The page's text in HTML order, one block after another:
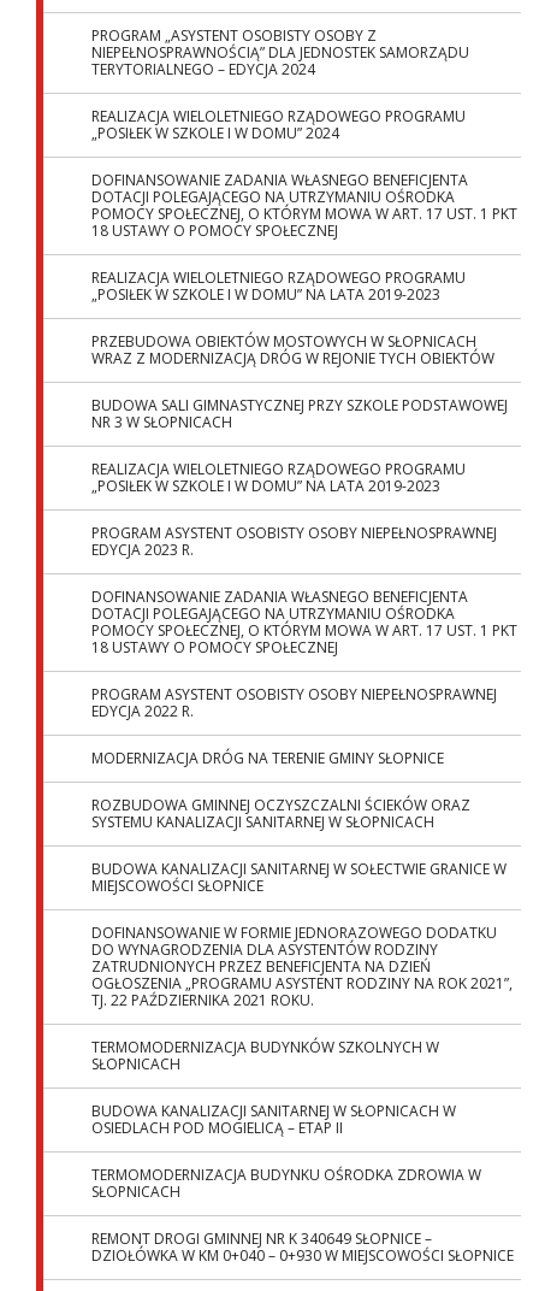
PROGRAM „ASYSTENT OSOBISTY OSOBY Z
NIEPEŁNOSPRAWNOŚCIĄ” DLA JEDNOSTEK SAMORZĄDU
TERYTORIALNEGO – EDYCJA 2024
REALIZACJA WIELOLETNIEGO RZĄDOWEGO PROGRAMU
„POSIŁEK W SZKOLE I W DOMU” 2024
DOFINANSOWANIE ZADANIA WŁASNEGO BENEFICJENTA
DOTACJI POLEGAJĄCEGO NA UTRZYMANIU OŚRODKA
POMOCY SPOŁECZNEJ, O KTÓRYM MOWA W ART. 17 UST. 1 PKT
18 USTAWY O POMOCY SPOŁECZNEJ
REALIZACJA WIELOLETNIEGO RZĄDOWEGO PROGRAMU
„POSIŁEK W SZKOLE I W DOMU” NA LATA 2019-2023
PRZEBUDOWA OBIEKTÓW MOSTOWYCH W SŁOPNICACH
WRAZ Z MODERNIZACJĄ DRÓG W REJONIE TYCH OBIEKTÓW
BUDOWA SALI GIMNASTYCZNEJ PRZY SZKOLE PODSTAWOWEJ
NR 3 W SŁOPNICACH
REALIZACJA WIELOLETNIEGO RZĄDOWEGO PROGRAMU
„POSIŁEK W SZKOLE I W DOMU” NA LATA 2019-2023
PROGRAM ASYSTENT OSOBISTY OSOBY NIEPEŁNOSPRAWNEJ
EDYCJA 2023 R.
DOFINANSOWANIE ZADANIA WŁASNEGO BENEFICJENTA
DOTACJI POLEGAJĄCEGO NA UTRZYMANIU OŚRODKA
POMOCY SPOŁECZNEJ, O KTÓRYM MOWA W ART. 17 UST. 1 PKT
18 USTAWY O POMOCY SPOŁECZNEJ
PROGRAM ASYSTENT OSOBISTY OSOBY NIEPEŁNOSPRAWNEJ
EDYCJA 2022 R.
MODERNIZACJA DRÓG NA TERENIE GMINY SŁOPNICE
ROZBUDOWA GMINNEJ OCZYSZCZALNI ŚCIEKÓW ORAZ
SYSTEMU KANALIZACJI SANITARNEJ W SŁOPNICACH
BUDOWA KANALIZACJI SANITARNEJ W SOŁECTWIE GRANICE W
MIEJSCOWOŚCI SŁOPNICE
DOFINANSOWANIE W FORMIE JEDNORAZOWEGO DODATKU
DO WYNAGRODZENIA DLA ASYSTENTÓW RODZINY
ZATRUDNIONYCH PRZEZ BENEFICJENTA NA DZIEŃ
OGŁOSZENIA „PROGRAMU ASYSTENT RODZINY NA ROK 2021”,
TJ. 22 PAŹDZIERNIKA 2021 ROKU.
TERMOMODERNIZACJA BUDYNKÓW SZKOLNYCH W
SŁOPNICACH
BUDOWA KANALIZACJI SANITARNEJ W SŁOPNICACH W
OSIEDLACH POD MOGIELICĄ – ETAP II
TERMOMODERNIZACJA BUDYNKU OŚRODKA ZDROWIA W
SŁOPNICACH
REMONT DROGI GMINNEJ NR K 340649 SŁOPNICE –
DZIOŁÓWKA W KM 0+040 – 0+930 W MIEJSCOWOŚCI SŁOPNICE